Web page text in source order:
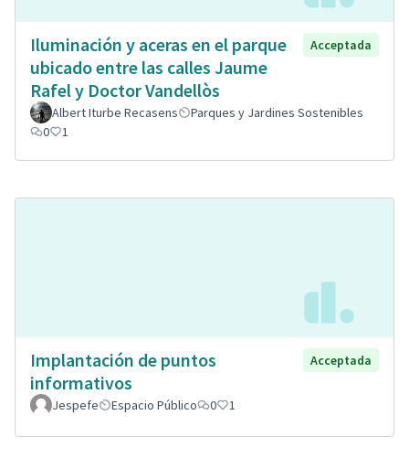
Iluminación y aceras en el parque
ubicado entre las calles Jaume
Rafel y Doctor Vandellòs
Acceptada
Albert Iturbe Recasens
Parques y Jardines Sostenibles
0
1
Implantación de puntos
informativos
Acceptada
Jespefe Espacio Público 0 1